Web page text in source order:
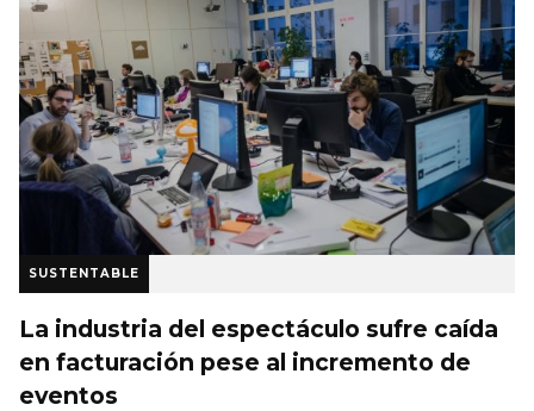
SUSTENTABLE
La industria del espectáculo sufre caída
en facturación pese al incremento de
eventos